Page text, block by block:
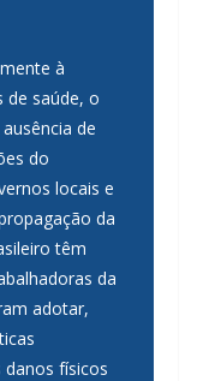
à
de saúde, o
de
do
locais e
da
têm
da
adotar,
físicos